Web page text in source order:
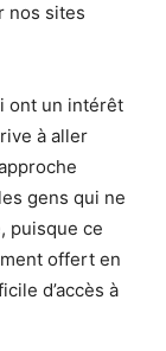
nos sites
ont un intérêt
à aller
gens qui ne
puisque ce
offert en
d’accès à